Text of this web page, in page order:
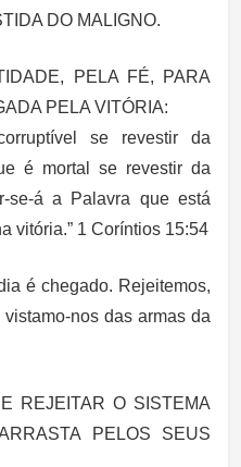
DO MALIGNO.
PELA FÉ, PARA
PELA VITÓRIA:
se revestir da
é mortal se revestir da
se-á a Palavra que está
vitória.” 1 Coríntios 15:54
é chegado. Rejeitemos,
nos das armas da
REJEITAR O SISTEMA
PELOS SEUS